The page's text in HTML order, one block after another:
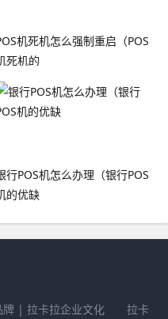
机死机怎么强制重启（POS
死机的
行POS机怎么办理（银行POS
的优缺
牌 | 拉卡拉企业文化 拉卡